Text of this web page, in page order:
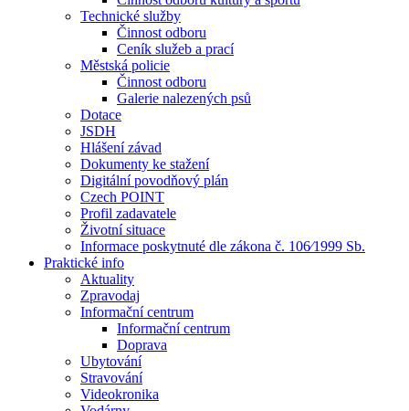
Technické služby
Činnost odboru
Ceník služeb a prací
Městská policie
Činnost odboru
Galerie nalezených psů
Dotace
JSDH
Hlášení závad
Dokumenty ke stažení
Digitální povodňový plán
Czech POINT
Profil zadavatele
Životní situace
Informace poskytnuté dle zákona č. 106⁄1999 Sb.
Praktické info
Aktuality
Zpravodaj
Informační centrum
Informační centrum
Doprava
Ubytování
Stravování
Videokronika